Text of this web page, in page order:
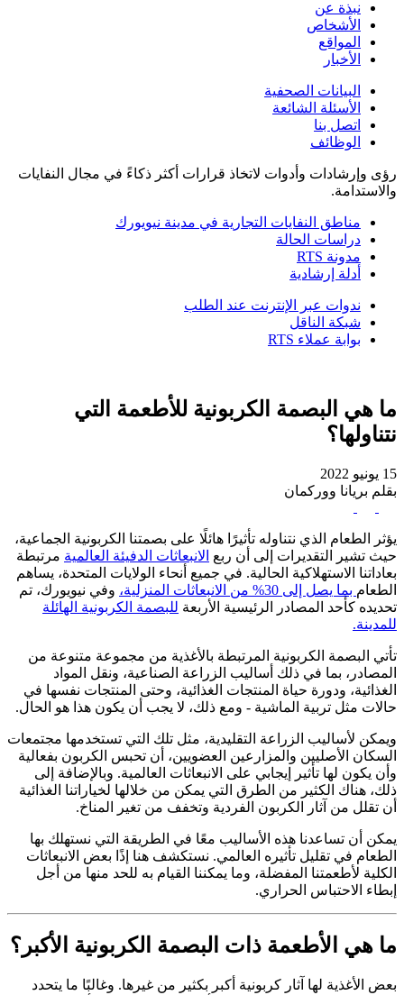
نبذة عن
الأشخاص
المواقع
الأخبار
البيانات الصحفية
الأسئلة الشائعة
اتصل بنا
الوظائف
رؤى وإرشادات وأدوات لاتخاذ قرارات أكثر ذكاءً في مجال النفايات
والاستدامة.
مناطق النفايات التجارية في مدينة نيويورك
دراسات الحالة
مدونة RTS
أدلة إرشادية
ندوات عبر الإنترنت عند الطلب
شبكة الناقل
بوابة عملاء RTS
ما هي البصمة الكربونية للأطعمة التي
نتناولها؟
15 يونيو 2022
بقلم بريانا ووركمان
يؤثر الطعام الذي نتناوله تأثيرًا هائلًا على بصمتنا الكربونية الجماعية،
حيث تشير التقديرات إلى أن ربع الانبعاثات الدفيئة العالمية مرتبطة
بعاداتنا الاستهلاكية الحالية. في جميع أنحاء الولايات المتحدة، يساهم
الطعام بما يصل إلى 30% من الانبعاثات المنزلية،
وفي نيويورك، تم
تحديده كأحد المصادر الرئيسية الأربعة للبصمة الكربونية الهائلة
للمدينة.
تأتي البصمة الكربونية المرتبطة بالأغذية من مجموعة متنوعة من
المصادر، بما في ذلك أساليب الزراعة الصناعية، ونقل المواد
الغذائية، ودورة حياة المنتجات الغذائية، وحتى المنتجات نفسها في
حالات مثل تربية الماشية - ومع ذلك، لا يجب أن يكون هذا هو الحال.
ويمكن لأساليب الزراعة التقليدية، مثل تلك التي تستخدمها مجتمعات
السكان الأصليين والمزارعين العضويين، أن تحبس الكربون بفعالية
وأن يكون لها تأثير إيجابي على الانبعاثات العالمية. وبالإضافة إلى
ذلك، هناك الكثير من الطرق التي يمكن من خلالها لخياراتنا الغذائية
أن تقلل من آثار الكربون الفردية وتخفف من تغير المناخ.
يمكن أن تساعدنا هذه الأساليب معًا في الطريقة التي نستهلك بها
الطعام في تقليل تأثيره العالمي. نستكشف هنا إذًا بعض الانبعاثات
الكلية لأطعمتنا المفضلة، وما يمكننا القيام به للحد منها من أجل
إبطاء الاحتباس الحراري.
ما هي الأطعمة ذات البصمة الكربونية الأكبر؟
بعض الأغذية لها آثار كربونية أكبر بكثير من غيرها. وغالبًا ما يتحدد